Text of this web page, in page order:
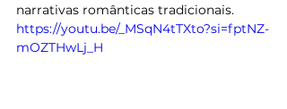
narrativas românticas tradicionais.
https://youtu.be/_MSqN4tTXto?si=fptNZ-
mOZTHwLj_H